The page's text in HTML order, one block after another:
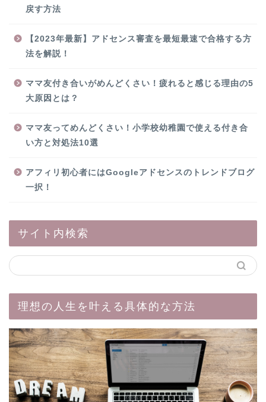
戻す方法
【2023年最新】アドセンス審査を最短最速で合格する方
法を解説！
ママ友付き合いがめんどくさい！疲れると感じる理由の5
大原因とは？
ママ友ってめんどくさい！小学校幼稚園で使える付き合
い方と対処法10選
アフィリ初心者にはGoogleアドセンスのトレンドブログ
一択！
サイト内検索
理想の人生を叶える具体的な方法